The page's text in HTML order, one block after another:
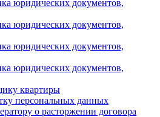
юридических документов,
юридических документов,
юридических документов,
юридических документов,
квартиры
персональных данных
о расторжении договора